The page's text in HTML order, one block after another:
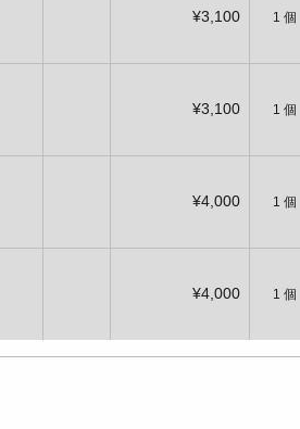
¥3,100 1 個
¥3,100 1 個
¥4,000 1 個
¥4,000 1 個